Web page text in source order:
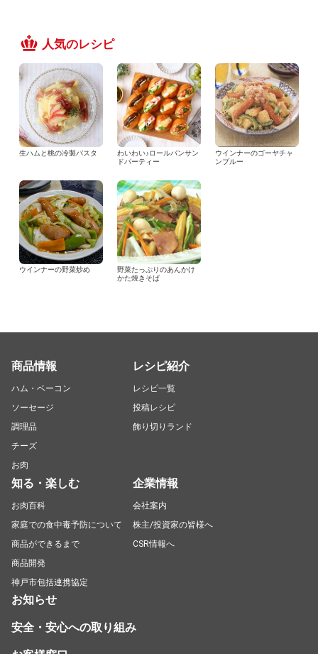
人気のレシピ
生ハムと桃の冷製パスタ
わいわい♪ロールパンサン
ドパーティー
ウインナーのゴーヤチャ
ンプルー
ウインナーの野菜炒め
野菜たっぷりのあんかけ
かた焼きそば
商品情報
ハム・ベーコン
ソーセージ
調理品
チーズ
お肉
レシピ紹介
レシピ一覧
投稿レシピ
飾り切りランド
知る・楽しむ
お肉百科
家庭での食中毒予防について
商品ができるまで
商品開発
神戸市包括連携協定
企業情報
会社案内
株主/投資家の皆様へ
CSR情報へ
お知らせ
安全・安心への取り組み